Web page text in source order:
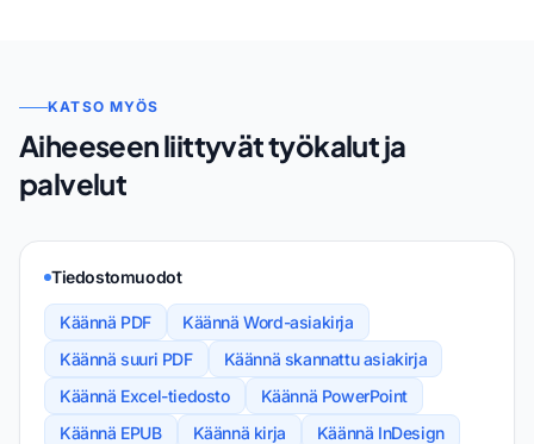
KATSO MYÖS
Aiheeseen liittyvät työkalut ja
palvelut
Tiedostomuodot
Käännä PDF
Käännä Word-asiakirja
Käännä suuri PDF
Käännä skannattu asiakirja
Käännä Excel-tiedosto
Käännä PowerPoint
Käännä EPUB
Käännä kirja
Käännä InDesign